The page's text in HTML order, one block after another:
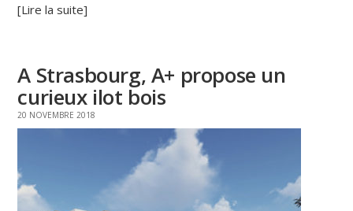
[Lire la suite]
A Strasbourg, A+ propose un
curieux ilot bois
20 NOVEMBRE 2018